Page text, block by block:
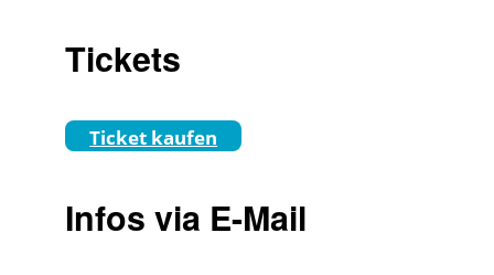
Tickets
Ticket kaufen
Infos via E-Mail